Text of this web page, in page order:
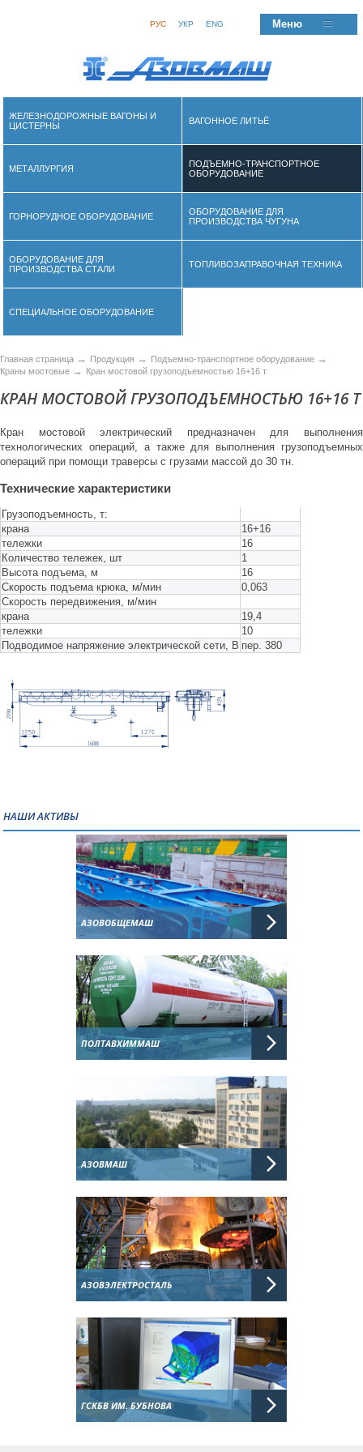
РУС УКР ENG Меню
ЖЕЛЕЗНОДОРОЖНЫЕ ВАГОНЫ И
ЦИСТЕРНЫ
ВАГОННОЕ ЛИТЬЁ
МЕТАЛЛУРГИЯ
ПОДЪЕМНО-ТРАНСПОРТНОЕ
ОБОРУДОВАНИЕ
ГОРНОРУДНОЕ ОБОРУДОВАНИЕ
ОБОРУДОВАНИЕ ДЛЯ
ПРОИЗВОДСТВА ЧУГУНА
ОБОРУДОВАНИЕ ДЛЯ
ПРОИЗВОДСТВА СТАЛИ
ТОПЛИВОЗАПРАВОЧНАЯ ТЕХНИКА
СПЕЦИАЛЬНОЕ ОБОРУДОВАНИЕ
Главная страница → Продукция → Подъемно-транспортное оборудование →
Краны мостовые → Кран мостовой грузоподъемностью 16+16 т
КРАН МОСТОВОЙ ГРУЗОПОДЪЕМНОСТЬЮ 16+16 Т
Кран мостовой электрический предназначен для выполнения
технологических операций, а также для выполнения грузоподъемных
операций при помощи траверсы с грузами массой до 30 тн.
Технические характеристики
Грузоподъемность, т:
крана
16+16
тележки
16
Количество тележек, шт
1
Высота подъема, м
16
Скорость подъема крюка, м/мин
0,063
Скорость передвижения, м/мин
крана
19,4
тележки
10
Подводимое напряжение электрической сети, В пер. 380
НАШИ АКТИВЫ
АЗОВОБЩЕМАШ
ПОЛТАВХИММАШ
АЗОВМАШ
АЗОВЭЛЕКТРОСТАЛЬ
ГСКБВ ИМ. БУБНОВА